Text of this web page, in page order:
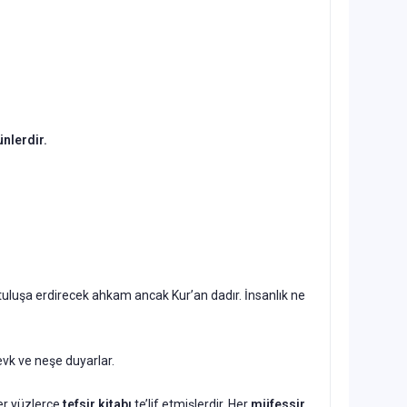
erdirecek ahkam ancak Kur’an dadır. İnsanlık ne
ve neşe duyarlar.